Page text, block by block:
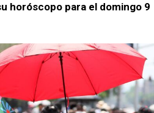
horóscopo para el domingo 9